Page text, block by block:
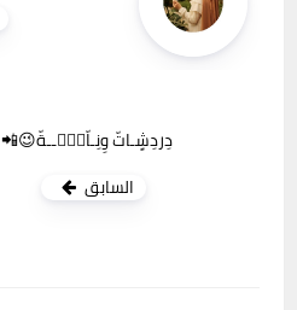
دِردِشٍـاتّ وِنِـاّسۣۗــةّ😉📲
السابق